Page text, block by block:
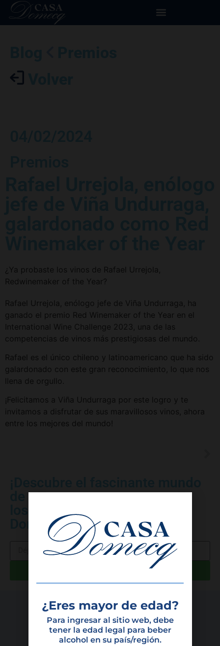
¿Ya probaste los vinos de Rafael Urrejola,
Redwinemaker of the Year?
Rafael Urrejola, enólogo jefe de Viña Undurraga, ha
ganado el premio Red Winemaker of the Year en el
International Wine Challenge 2023, una de las
competencias de vinos más prestigiosas del mundo.
Rafael es el único chileno y latinoamericano que ha sido
galardonado con este gran reconocimiento, lo que nos
llena de orgullo.
¡Felicitamos a Viña Undurraga por este logro y te
invitamos a disfrutar de sus maravillosos vinos, ahora
entre los mejores del mundo!
los vinos y licores en Casa
Domecq!
¿Eres mayor de edad?
Para ingresar al sitio web, debe
tener la edad legal para beber
alcohol en su país/región.